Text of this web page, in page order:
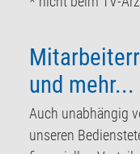
und mehr...
Auch unabhängig
unseren